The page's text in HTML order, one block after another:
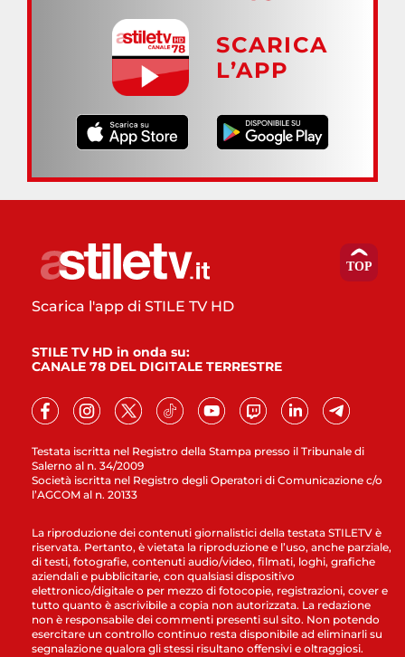
SCARICA
L’APP
Testata iscritta nel Registro della Stampa presso il Tribunale di
Salerno al n. 34/2009
Società iscritta nel Registro degli Operatori di Comunicazione c/o
l’AGCOM al n. 20133
Scarica l'app di STILE TV HD
STILE TV HD in onda su:
CANALE 78 DEL DIGITALE TERRESTRE
La riproduzione dei contenuti giornalistici della testata STILETV è
riservata. Pertanto, è vietata la riproduzione e l’uso, anche parziale,
di testi, fotografie, contenuti audio/video, filmati, loghi, grafiche
aziendali e pubblicitarie, con qualsiasi dispositivo
elettronico/digitale o per mezzo di fotocopie, registrazioni, cover e
tutto quanto è ascrivibile a copia non autorizzata. La redazione
non è responsabile dei commenti presenti sul sito. Non potendo
esercitare un controllo continuo resta disponibile ad eliminarli su
segnalazione qualora gli stessi risultano offensivi e oltraggiosi.